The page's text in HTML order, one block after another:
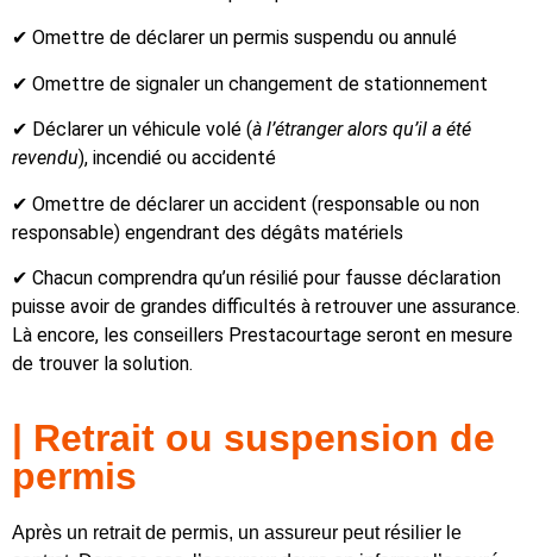
✔ Omettre de déclarer un permis suspendu ou annulé
✔ Omettre de signaler un changement de stationnement
✔ Déclarer un véhicule volé (à l’étranger alors qu’il a été
revendu), incendié ou accidenté
✔ Omettre de déclarer un accident (responsable ou non
responsable) engendrant des dégâts matériels
✔ Chacun comprendra qu’un résilié pour fausse déclaration
puisse avoir de grandes difficultés à retrouver une assurance.
Là encore, les conseillers Prestacourtage seront en mesure
de trouver la solution.
| Retrait ou suspension de
permis
Après un retrait de permis, un assureur peut résilier le